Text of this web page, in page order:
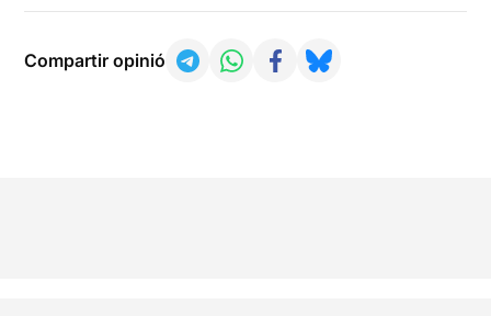
Compartir opinió